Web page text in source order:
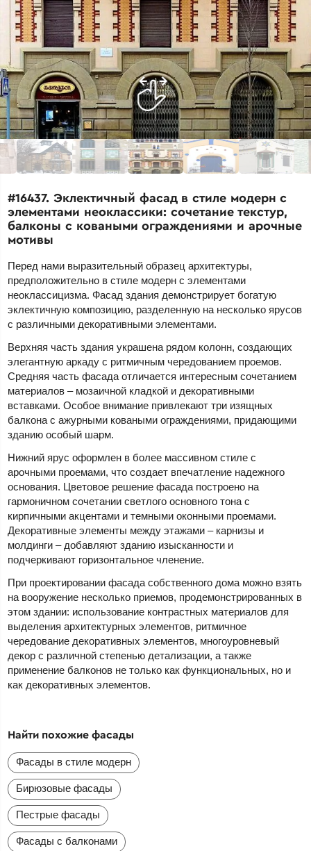
#16437. Эклектичный фасад в стиле модерн с
элементами неоклассики: сочетание текстур,
балконы с коваными ограждениями и арочные
мотивы
Перед нами выразительный образец архитектуры,
предположительно в стиле модерн с элементами
неоклассицизма. Фасад здания демонстрирует богатую
эклектичную композицию, разделенную на несколько ярусов
с различными декоративными элементами.
Верхняя часть здания украшена рядом колонн, создающих
элегантную аркаду с ритмичным чередованием проемов.
Средняя часть фасада отличается интересным сочетанием
материалов – мозаичной кладкой и декоративными
вставками. Особое внимание привлекают три изящных
балкона с ажурными коваными ограждениями, придающими
зданию особый шарм.
Нижний ярус оформлен в более массивном стиле с
арочными проемами, что создает впечатление надежного
основания. Цветовое решение фасада построено на
гармоничном сочетании светлого основного тона с
кирпичными акцентами и темными оконными проемами.
Декоративные элементы между этажами – карнизы и
молдинги – добавляют зданию изысканности и
подчеркивают горизонтальное членение.
При проектировании фасада собственного дома можно взять
на вооружение несколько приемов, продемонстрированных в
этом здании: использование контрастных материалов для
выделения архитектурных элементов, ритмичное
чередование декоративных элементов, многоуровневый
декор с различной степенью детализации, а также
применение балконов не только как функциональных, но и
как декоративных элементов.
Найти похожие фасады
Фасады в стиле модерн
Бирюзовые фасады
Пестрые фасады
Фасады с балконами